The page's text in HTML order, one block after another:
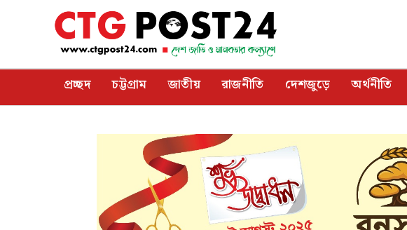
প্রচ্ছদ চট্টগ্রাম জাতীয় রাজনীতি দেশজুড়ে অর্থনীতি